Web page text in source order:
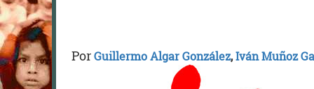
PorGuillermo Algar González,Iván Muñoz